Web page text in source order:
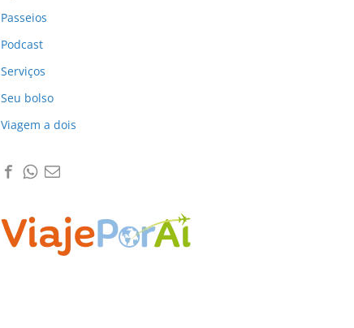
Passeios
Podcast
Serviços
Seu bolso
Viagem a dois